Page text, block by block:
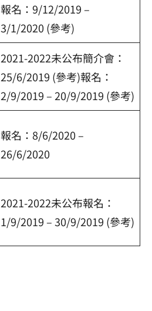
報名：9/12/2019 –
3/1/2020 (參考)
2021-2022未公布簡介會：
25/6/2019 (參考)報名：
2/9/2019 – 20/9/2019 (參考)
報名：8/6/2020 –
26/6/2020
2021-2022未公布報名：
1/9/2019 – 30/9/2019 (參考)